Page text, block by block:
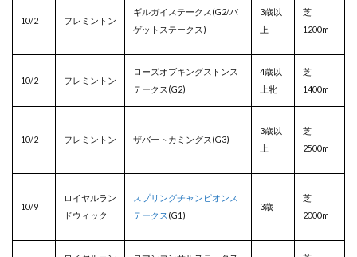
10/2 フレミントン
ギルガイステークス(G2/バ
ゲットステークス)
3歳以
上
芝
1200m
10/2 フレミントン
ローズオブキングストンス
テークス(G2)
4歳以
上牝
芝
1400m
10/2 フレミントン ザバートカミングス(G3)
3歳以
上
芝
2500m
10/9
ロイヤルラン
ドウィック
スプリングチャンピオンス
テークス (G1)
3歳
芝
2000m